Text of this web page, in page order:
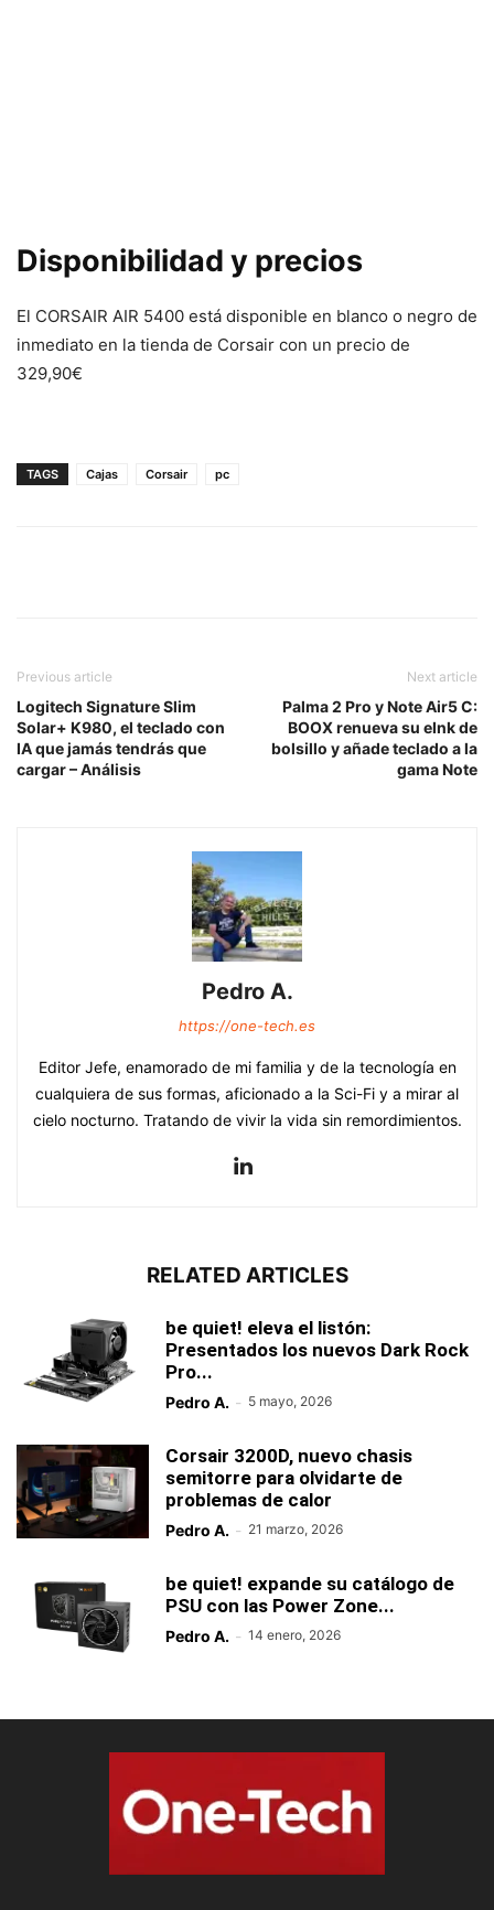
Disponibilidad y precios
El CORSAIR AIR 5400 está disponible en blanco o negro de
inmediato en la tienda de Corsair con un precio de
329,90€
TAGS Cajas Corsair pc
Previous article
Logitech Signature Slim
Solar+ K980, el teclado con
IA que jamás tendrás que
cargar – Análisis
Next article
Palma 2 Pro y Note Air5 C:
BOOX renueva su eInk de
bolsillo y añade teclado a la
gama Note
Pedro A.
https://one-tech.es
Editor Jefe, enamorado de mi familia y de la tecnología en
cualquiera de sus formas, aficionado a la Sci-Fi y a mirar al
cielo nocturno. Tratando de vivir la vida sin remordimientos.
RELATED ARTICLES
be quiet! eleva el listón:
Presentados los nuevos Dark Rock
Pro...
Pedro A. - 5 mayo, 2026
Corsair 3200D, nuevo chasis
semitorre para olvidarte de
problemas de calor
Pedro A. - 21 marzo, 2026
be quiet! expande su catálogo de
PSU con las Power Zone...
Pedro A. - 14 enero, 2026